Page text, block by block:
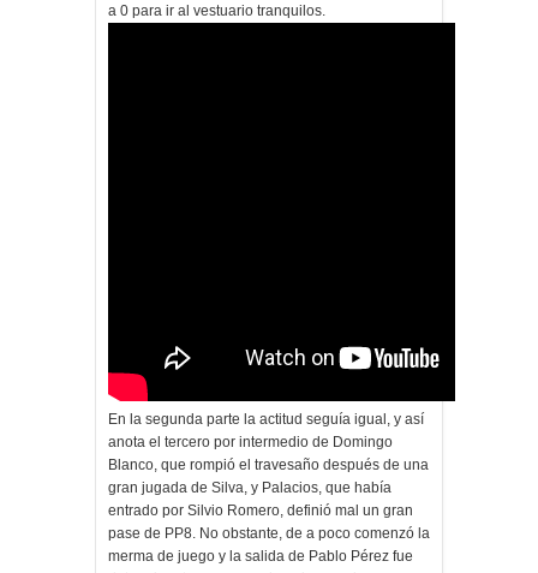
a 0 para ir al vestuario tranquilos.
En la segunda parte la actitud seguía igual, y así
anota el tercero por intermedio de Domingo
Blanco, que rompió el travesaño después de una
gran jugada de Silva, y Palacios, que había
entrado por Silvio Romero, definió mal un gran
pase de PP8. No obstante, de a poco comenzó la
merma de juego y la salida de Pablo Pérez fue